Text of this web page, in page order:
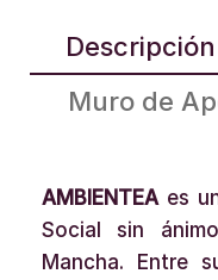
Muro de
AMBIENTEA es
Social sin
Mancha. Entre